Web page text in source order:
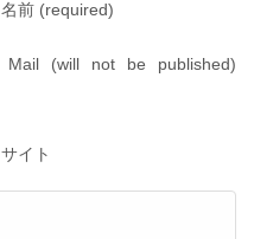
名前 (required)
Mail (will not be published)
サイト